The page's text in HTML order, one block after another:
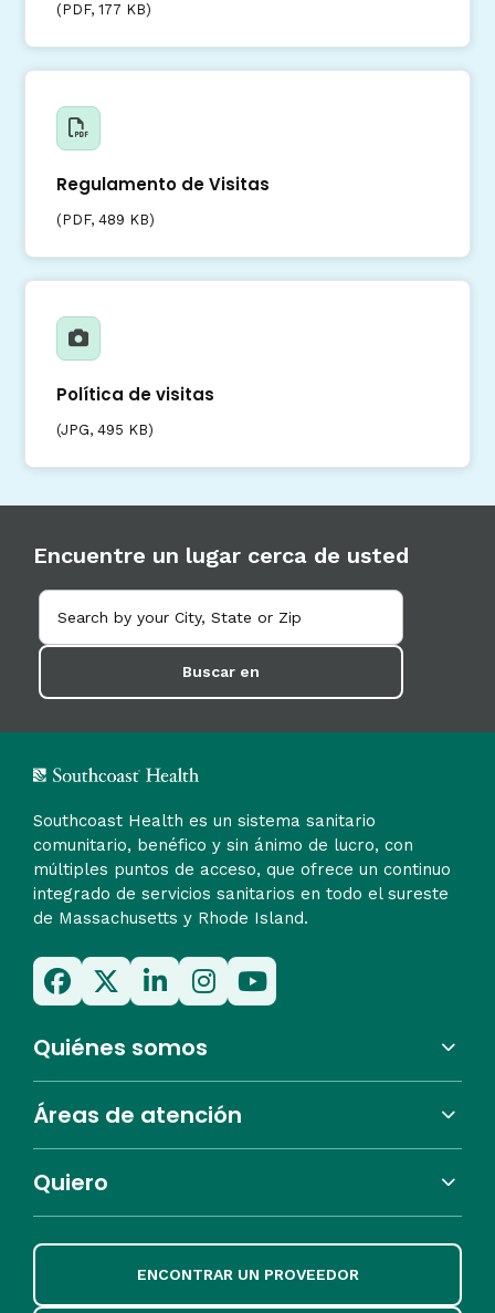
(PDF, 177 KB)
Regulamento de Visitas
(PDF, 489 KB)
Política de visitas
(JPG, 495 KB)
Encuentre un lugar cerca de usted
Buscar en
Southcoast Health es un sistema sanitario
comunitario, benéfico y sin ánimo de lucro, con
múltiples puntos de acceso, que ofrece un continuo
integrado de servicios sanitarios en todo el sureste
de Massachusetts y Rhode Island.
Quiénes somos
Áreas de atención
Quiero
ENCONTRAR UN PROVEEDOR